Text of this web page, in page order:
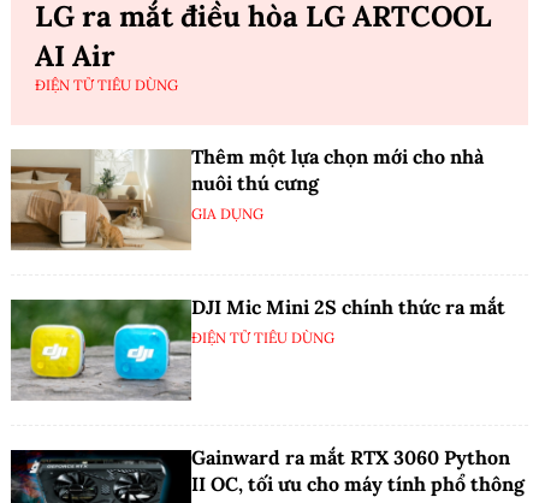
LG ra mắt điều hòa LG ARTCOOL
AI Air
ĐIỆN TỬ TIÊU DÙNG
Thêm một lựa chọn mới cho nhà
nuôi thú cưng
GIA DỤNG
DJI Mic Mini 2S chính thức ra mắt
ĐIỆN TỬ TIÊU DÙNG
Gainward ra mắt RTX 3060 Python
II OC, tối ưu cho máy tính phổ thông